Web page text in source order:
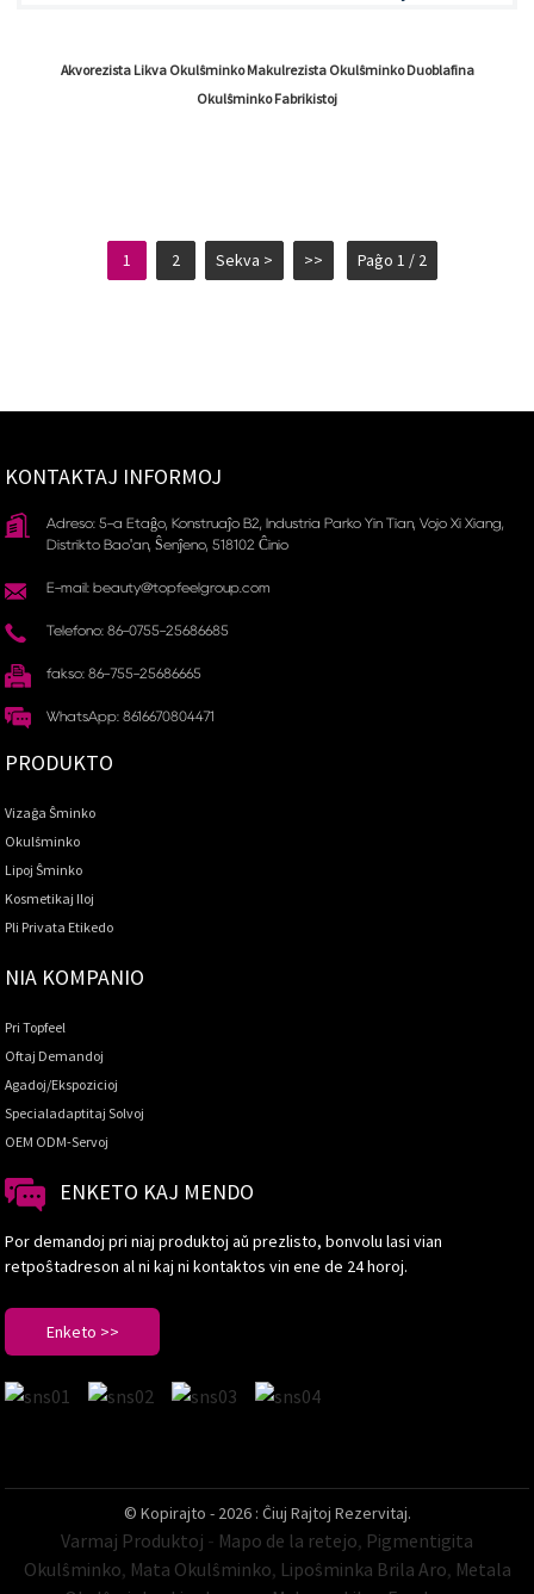
Akvorezista Likva Okulŝminko Makulrezista Okulŝminko Duoblafina
Okulŝminko Fabrikistoj
1 2 Sekva > >> Paĝo 1 / 2
KONTAKTAJ INFORMOJ
Adreso: 5-a Etaĝo, Konstruaĵo B2, Industria Parko Yin Tian, ​​Vojo Xi Xiang,
Distrikto Bao'an, Ŝenĵeno, 518102 Ĉinio
E-mail: beauty@topfeelgroup.com
Telefono: 86-0755-25686685
fakso: 86-755-25686665
WhatsApp: 8616670804471
PRODUKTO
Vizaĝa Ŝminko
Okulŝminko
Lipoj Ŝminko
Kosmetikaj Iloj
Pli Privata Etikedo
NIA KOMPANIO
Pri Topfeel
Oftaj Demandoj
Agadoj/Ekspozicioj
Specialadaptitaj Solvoj
OEM ODM-Servoj
ENKETO KAJ MENDO
Por demandoj pri niaj produktoj aŭ prezlisto, bonvolu lasi vian
retpoŝtadreson al ni kaj ni kontaktos vin ene de 24 horoj.
Enketo >>
© Kopirajto - 2026 : Ĉiuj Rajtoj Rezervitaj.
Varmaj Produktoj - Mapo de la retejo, Pigmentigita
Okulŝminko, Mata Okulŝminko, Lipoŝminka Brila Aro, Metala